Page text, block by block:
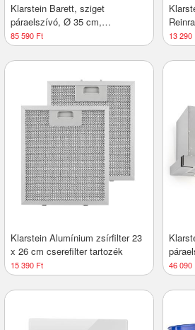
Klarstein Barett, sziget
páraelszívó, Ø 35 cm,
légkeringetés, 522 m³/ó, LED,
aktívszén szűrő, fekete
85 590 Ft 13 290
Klarstein Alumínium zsírfilter 23
x 26 cm cserefilter tartozék
15 390 Ft
60
46 090